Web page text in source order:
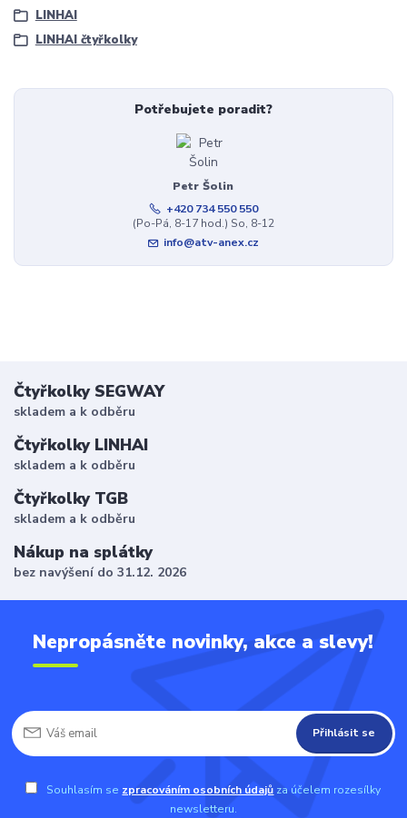
LINHAI
LINHAI čtyřkolky
Potřebujete poradit?
Petr Šolin
+420 734 550 550
(Po-Pá, 8-17 hod.) So, 8-12
info@atv-anex.cz
Čtyřkolky SEGWAY
skladem a k odběru
Čtyřkolky LINHAI
skladem a k odběru
Čtyřkolky TGB
skladem a k odběru
Nákup na splátky
bez navýšení do 31.12. 2026
Nepropásněte novinky, akce a slevy!
Přihlásit se
Souhlasím se zpracováním osobních údajů za účelem rozesílky
newsletteru.